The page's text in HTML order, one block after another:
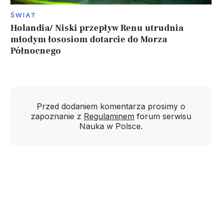
ŚWIAT
Holandia/ Niski przepływ Renu utrudnia
młodym łososiom dotarcie do Morza
Północnego
Przed dodaniem komentarza prosimy o
zapoznanie z Regulaminem forum serwisu
Nauka w Polsce.